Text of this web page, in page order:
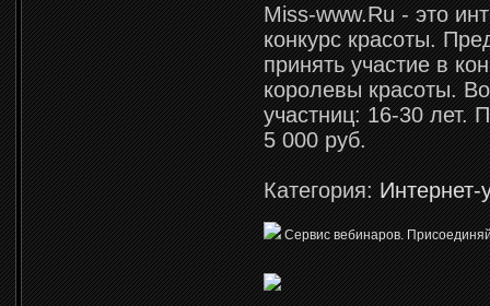
Miss-www.Ru - это
конкурс красоты.
принять участие в
королевы красоты.
участниц: 16-30 лет.
5 000 руб.
Категория:Интернет-
Сервис вебинаров.